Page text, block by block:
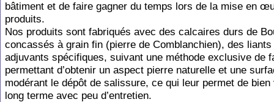
bâtiment et de faire gagner du temps lors de la mise en
produits.
Nos produits sont fabriqués avec des calcaires durs de
concassés à grain fin (pierre de Comblanchien), des liants
adjuvants spécifiques, suivant une méthode exclusive de
permettant d’obtenir un aspect pierre naturelle et une
modérant le dépôt de salissure, ce qui leur permet de
long terme avec peu d’entretien.